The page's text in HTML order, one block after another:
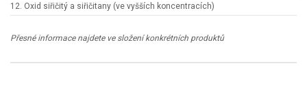
12. Oxid siřičitý a siřičitany (ve vyšších koncentracích)
Přesné informace najdete ve složení konkrétních produktů